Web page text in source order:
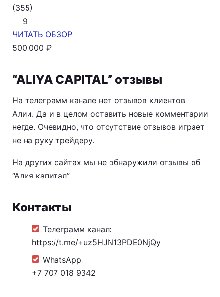
(355)
9
ЧИТАТЬ ОБЗОР
500.000 ₽
“ALIYA CAPITAL” отзывы
На телеграмм канале нет отзывов клиентов
Алии. Да и в целом оставить новые комментарии
негде. Очевидно, что отсутствие отзывов играет
не на руку трейдеру.
На других сайтах мы не обнаружили отзывы об
“Алия капитал”.
Контакты
Телеграмм канал:
https://t.me/+uz5HJN13PDE0NjQy
WhatsApp:
+7 707 018 9342